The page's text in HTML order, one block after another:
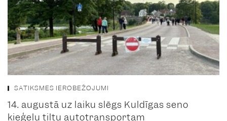
SATIKSMES IEROBEŽOJUMI
14. augustā uz laiku slēgs Kuldīgas seno
ķieģeļu tiltu autotransportam